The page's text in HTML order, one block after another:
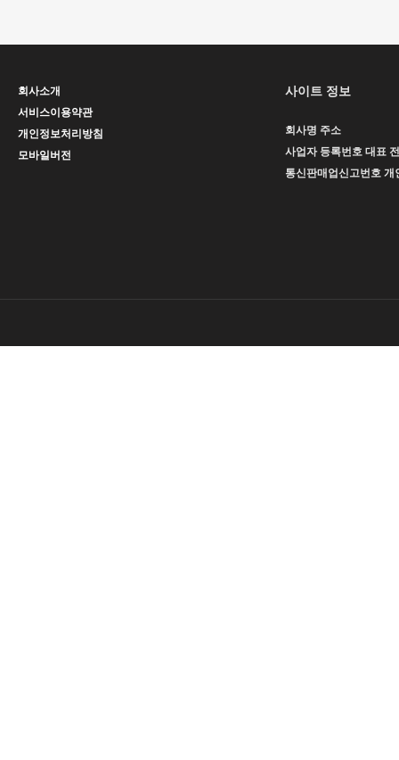
회사소개
서비스이용약관
개인정보처리방침
모바일버전
사이트 정보
회사명 주소
사업자 등록번호 대표
통신판매업신고번호 개